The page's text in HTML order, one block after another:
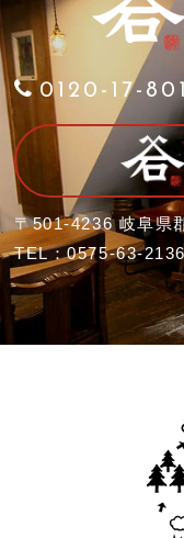
0120-17-
〒501-4236 岐阜県
TEL：0575-63-